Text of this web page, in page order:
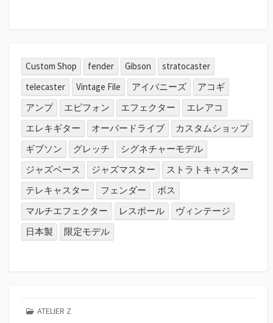
Custom Shop fender Gibson
stratocaster
telecaster
Vintage File アイバニーズ
アコギ
アンプ
エピフォン エフェクター
エレアコ
エレキギター
オーバードライブ
カスタムショップ
ギブソン
グレッチ
シグネチャーモデル
ジャズベース
ジャズマスター
ストラトキャスター
テレキャスター
フェンダー
ボス
マルチエフェクター
レスポール
ヴィンテージ
日本製
限定モデル
ATELIER Z